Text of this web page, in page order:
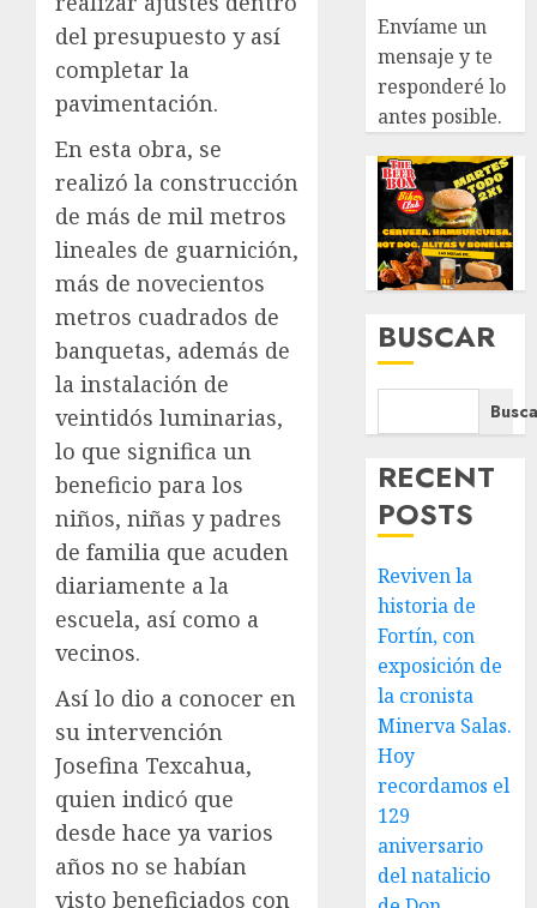
del presupuesto y así
completar la
pavimentación.
En esta obra, se
realizó la construcción
de más de mil metros
lineales de guarnición,
más de novecientos
metros cuadrados de
banquetas, además de
la instalación de
veintidós luminarias,
lo que significa un
beneficio para los
niños, niñas y padres
de familia que acuden
diariamente a la
escuela, así como a
vecinos.
Así lo dio a conocer en
su intervención
Josefina Texcahua,
quien indicó que
desde hace ya varios
años no se habían
visto beneficiados con
Envíame un
mensaje y te
responderé lo
antes posible.
BUSCAR
RECENT
POSTS
Reviven la
historia de
Fortín, con
exposición de
la cronista
Minerva Salas.
Hoy
recordamos el
129
aniversario
del natalicio